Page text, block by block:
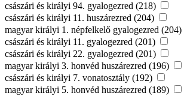
császári és királyi 94. gyalogezred (218)
császári és királyi 11. huszárezred (204)
magyar királyi 1. népfelkelő gyalogezred (204)
császári és királyi 11. gyalogezred (201)
császári és királyi 22. gyalogezred (201)
magyar királyi 3. honvéd huszárezred (196)
császári és királyi 7. vonatosztály (192)
magyar királyi 5. honvéd huszárezred (189)